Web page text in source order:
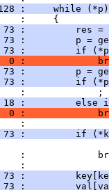
:     while (*p)
:     {
73 :         res =
73 :         p =
73 :         if
0 :
73 :         p =
73 :         if
:             ;
18 :         else
0 :
:
73 :         if
:
:
73 :
73 :